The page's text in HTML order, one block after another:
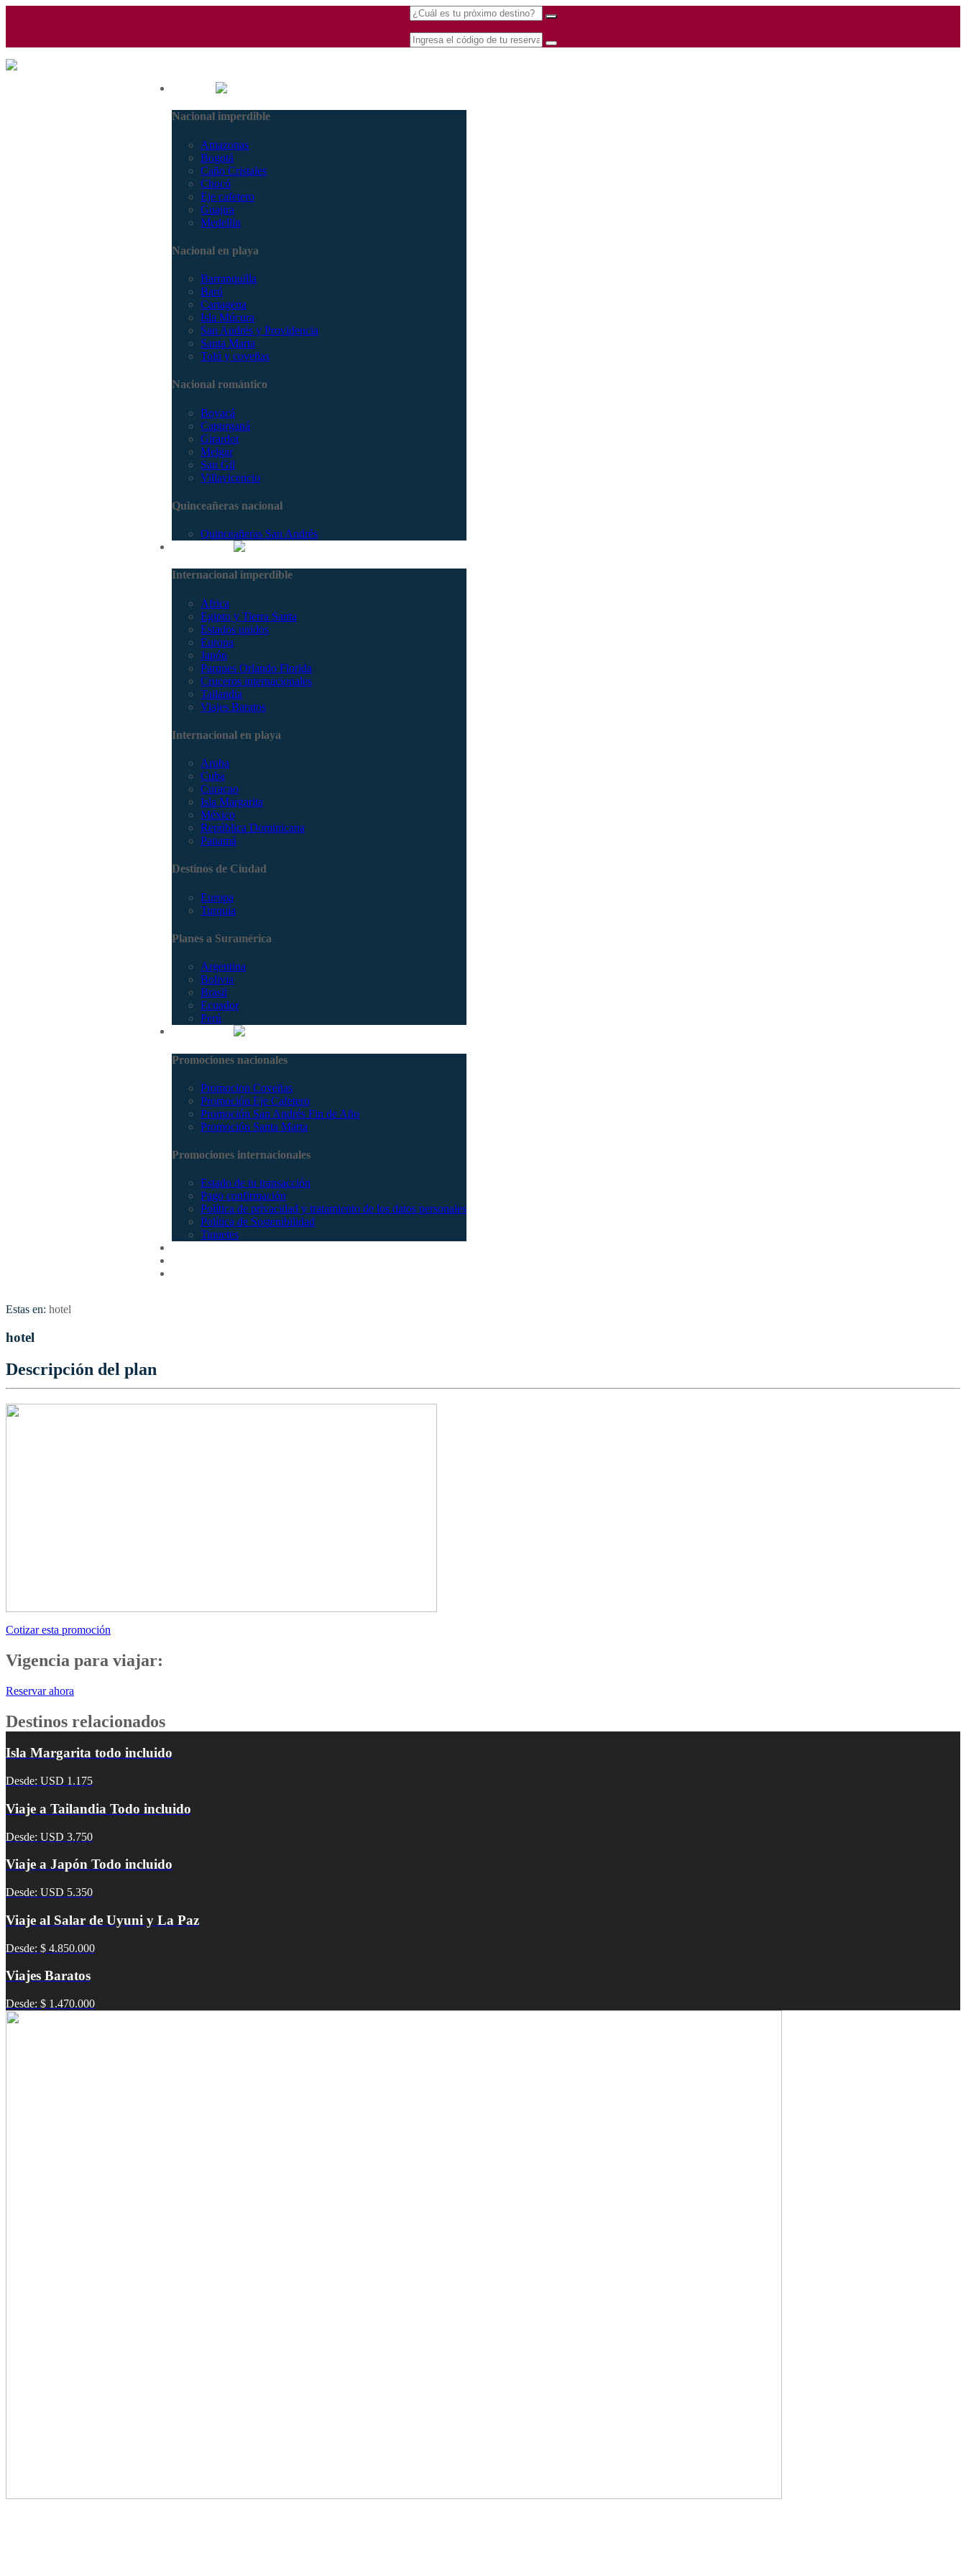
Nacional imperdible
Amazonas
Bogotá
Caño Cristales
Chocó
Eje cafetero
Guajira
Medellín
Nacional en playa
Barranquilla
Barú
Cartagena
Isla Múcura
San Andrés y Providencia
Santa Marta
Tolú y coveñas
Nacional romántico
Boyacá
Capurganá
Girardot
Melgar
San Gil
Villavicencio
Quinceañeras nacional
Quinceañeras San Andrés
Internacional imperdible
Africa
Egipto y Tierra Santa
Estados unidos
Europa
Japón
Parques Orlando Florida
Cruceros internacionales
Tailandia
Viajes Baratos
Internacional en playa
Aruba
Cuba
Curacao
Isla Margarita
México
República Dominicana
Panamá
Destinos de Ciudad
Europa
Turquía
Planes a Suramérica
Argentina
Bolivia
Brasil
Ecuador
Perú
Promociones nacionales
Promocion Coveñas
Promoción Eje Cafetero
Promoción San Andrés Fin de Año
Promoción Santa Marta
Promociones internacionales
Estado de tu transacción
Pago confirmación
Política de privacidad y tratamiento de los datos personales
Política de Sostenibilidad
Tiquetes
Estas en: hotel
hotel
Descripción del plan
Cotizar esta promoción
Vigencia para viajar:
Reservar ahora
Destinos relacionados
Isla Margarita todo incluido
Desde: USD 1.175
Viaje a Tailandia Todo incluido
Desde: USD 3.750
Viaje a Japón Todo incluido
Desde: USD 5.350
Viaje al Salar de Uyuni y La Paz
Desde: $ 4.850.000
Viajes Baratos
Desde: $ 1.470.000